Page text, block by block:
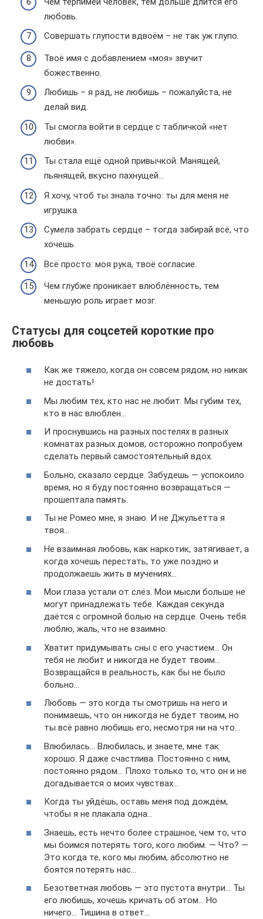
любовь.
Совершать глупости вдвоём – не так уж глупо.
Твоё имя с добавлением «моя» звучит
божественно.
Любишь – я рад, не любишь – пожалуйста, не
делай вид.
Ты смогла войти в сердце с табличкой «нет
любви».
Ты стала ещё одной привычкой. Манящей,
пьянящей, вкусно пахнущей…
Я хочу, чтоб ты знала точно: ты для меня не
игрушка.
Сумела забрать сердце – тогда забирай всё, что
хочешь.
Всё просто: моя рука, твоё согласие.
Чем глубже проникает влюблённость, тем
меньшую роль играет мозг.
Статусы для соцсетей короткие про
любовь
Как же тяжело, когда он совсем рядом, но никак
не достать!
Мы любим тех, кто нас не любит. Мы губим тех,
кто в нас влюблен…
И проснувшись на разных постелях в разных
комнатах разных домов, осторожно попробуем
сделать первый самостоятельный вдох.
Больно, сказало сердце. Забудешь — успокоило
время, но я буду постоянно возвращаться —
прошептала память.
Ты не Ромео мне, я знаю. И не Джульетта я
твоя…
Не взаимная любовь, как наркотик, затягивает, а
когда хочешь перестать, то уже поздно и
продолжаешь жить в мучениях…
Мои глаза устали от слёз. Мои мысли больше не
могут принадлежать тебе. Каждая секунда
даётся с огромной болью на сердце. Очень тебя
люблю, жаль, что не взаимно.
Хватит придумывать сны с его участием… Он
тебя не любит и никогда не будет твоим…
Возвращайся в реальность, как бы не было
больно…
Любовь — это когда ты смотришь на него и
понимаешь, что он никогда не будет твоим, но
ты всё равно любишь его, несмотря ни на что…
Влюбилась… Влюбилась, и знаете, мне так
хорошо. Я даже счастлива. Постоянно с ним,
постоянно рядом… Плохо только то, что он и не
догадывается о моих чувствах…
Когда ты уйдёшь, оставь меня под дождём,
чтобы я не плакала одна…
Знаешь, есть нечто более страшное, чем то, что
мы боимся потерять того, кого любим. — Что? —
Это когда те, кого мы любим, абсолютно не
боятся потерять нас…
Безответная любовь — это пустота внутри… Ты
его любишь, хочешь кричать об этом… Но
ничего… Тишина в ответ…